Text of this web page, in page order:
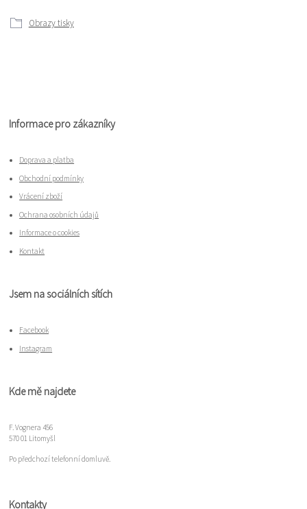
Obrazy tisky
Informace pro zákazníky
Doprava a platba
Obchodní podmínky
Vrácení zboží
Ochrana osobních údajů
Informace o cookies
Kontakt
Jsem na sociálních sítích
Facebook
Instagram
Kde mě najdete
F. Vognera 456
570 01 Litomyšl
Po předchozí telefonní domluvě.
Kontakty